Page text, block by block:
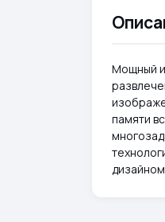
Мощный и
памяти